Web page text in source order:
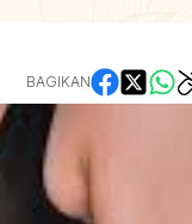
BAGIKAN